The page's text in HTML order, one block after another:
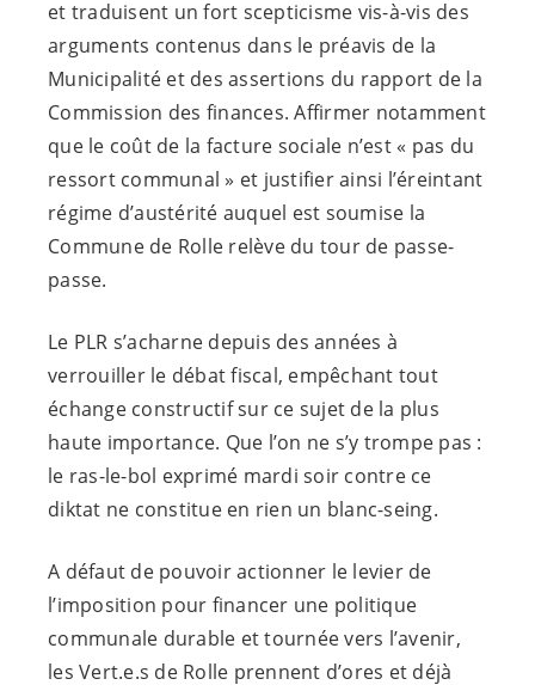
et traduisent un fort scepticisme vis-à-vis des
arguments contenus dans le préavis de la
Municipalité et des assertions du rapport de la
Commission des finances. Affirmer notamment
que le coût de la facture sociale n’est « pas du
ressort communal » et justifier ainsi l’éreintant
régime d’austérité auquel est soumise la
Commune de Rolle relève du tour de passe-
passe.
Le PLR s’acharne depuis des années à
verrouiller le débat fiscal, empêchant tout
échange constructif sur ce sujet de la plus
haute importance. Que l’on ne s’y trompe pas :
le ras-le-bol exprimé mardi soir contre ce
diktat ne constitue en rien un blanc-seing.
A défaut de pouvoir actionner le levier de
l’imposition pour financer une politique
communale durable et tournée vers l’avenir,
les Vert.e.s de Rolle prennent d’ores et déjà